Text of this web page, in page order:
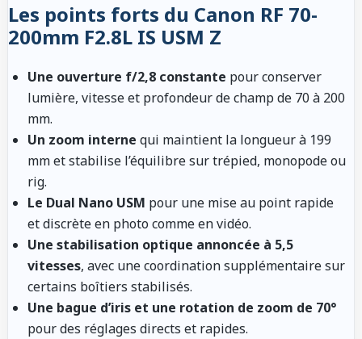
Les points forts du Canon RF 70-
200mm F2.8L IS USM Z
Une ouverture f/2,8 constante pour conserver
lumière, vitesse et profondeur de champ de 70 à 200
mm.
Un zoom interne qui maintient la longueur à 199
mm et stabilise l’équilibre sur trépied, monopode ou
rig.
Le Dual Nano USM pour une mise au point rapide
et discrète en photo comme en vidéo.
Une stabilisation optique annoncée à 5,5
vitesses, avec une coordination supplémentaire sur
certains boîtiers stabilisés.
Une bague d’iris et une rotation de zoom de 70°
pour des réglages directs et rapides.